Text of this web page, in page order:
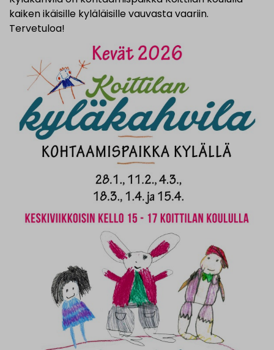
kaiken ikäisille kyläläisille vauvasta vaariin.
Tervetuloa!